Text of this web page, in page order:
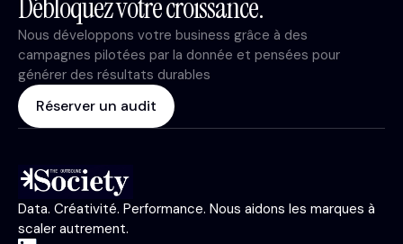
Débloquez votre croissance.
Réserver un audit
Nous développons votre business grâce à des
campagnes pilotées par la donnée et pensées pour
générer des résultats durables
Data. Créativité. Performance. Nous aidons les marques à
scaler autrement.